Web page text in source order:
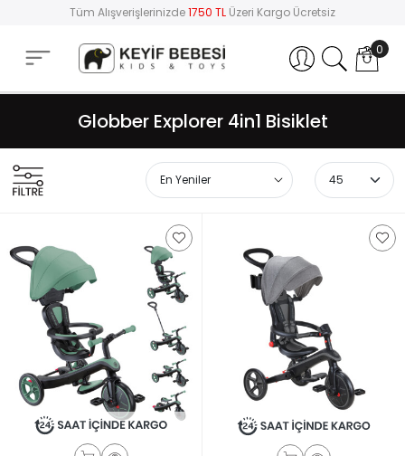
Tüm Alışverişlerinizde1750 TL Üzeri Kargo Ücretsiz
Hesabım 0
Globber Explorer 4in1 Bisiklet